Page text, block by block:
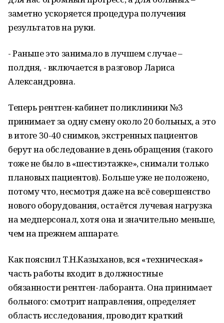
заметно ускоряется процедура получения
результатов на руки.
- Раньше это занимало в лучшем случае –
полдня, - включается в разговор Лариса
Александровна.
Теперь рентген-кабинет поликлиники №3
принимает за одну смену около 20 больных, а это
в итоге 30-40 снимков, экстренных пациентов
берут на обследование в день обращения (такого
тоже не было в «шестиэтажке», снимали только
плановых пациентов). Больше уже не положено,
потому что, несмотря даже на всё совершенство
нового оборудования, остаётся лучевая нагрузка
на медперсонал, хотя она и значительно меньше,
чем на прежнем аппарате.
Как пояснил Т.Н.Казыханов, вся «техническая»
часть работы входит в должностные
обязанности рентген-лаборанта. Она принимает
больного: смотрит направления, определяет
область исследования, проводит краткий